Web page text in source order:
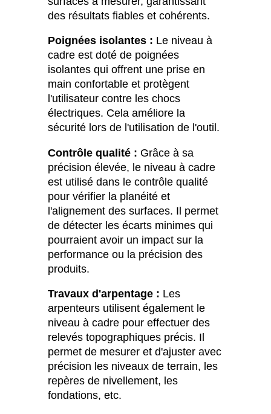
des résultats fiables et cohérents.
Poignées isolantes : Le niveau à
cadre est doté de poignées
isolantes qui offrent une prise en
main confortable et protègent
l'utilisateur contre les chocs
électriques. Cela améliore la
sécurité lors de l'utilisation de l'outil.
Contrôle qualité : Grâce à sa
précision élevée, le niveau à cadre
est utilisé dans le contrôle qualité
pour vérifier la planéité et
l'alignement des surfaces. Il permet
de détecter les écarts minimes qui
pourraient avoir un impact sur la
performance ou la précision des
produits.
Travaux d'arpentage : Les
arpenteurs utilisent également le
niveau à cadre pour effectuer des
relevés topographiques précis. Il
permet de mesurer et d'ajuster avec
précision les niveaux de terrain, les
repères de nivellement, les
fondations, etc.